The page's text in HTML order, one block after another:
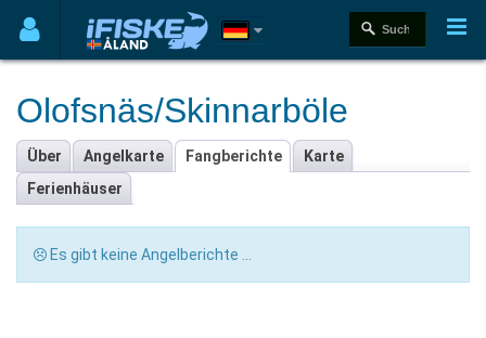
Olofsnäs/Skinnarböle
Über Angelkarte Fangberichte
Karte
Ferienhäuser
Es gibt keine Angelberichte ...